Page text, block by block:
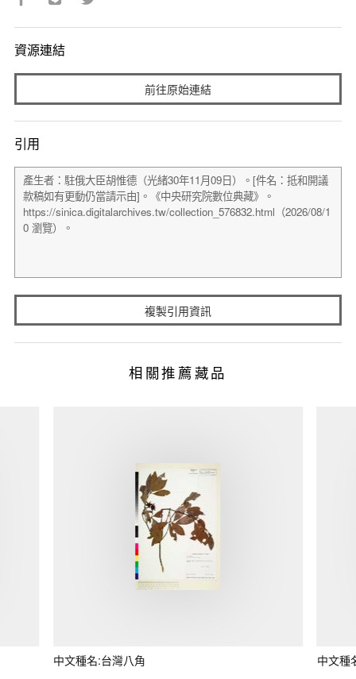
資源連結
前往原始連結
引用
複製引用資訊
相關推薦藏品
中文種名:台灣八角 中文種